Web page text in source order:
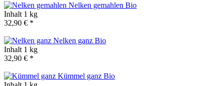
Nelken gemahlen Bio
Inhalt 1 kg
32,90 € *
Nelken ganz Bio
Inhalt 1 kg
32,90 € *
Kümmel ganz Bio